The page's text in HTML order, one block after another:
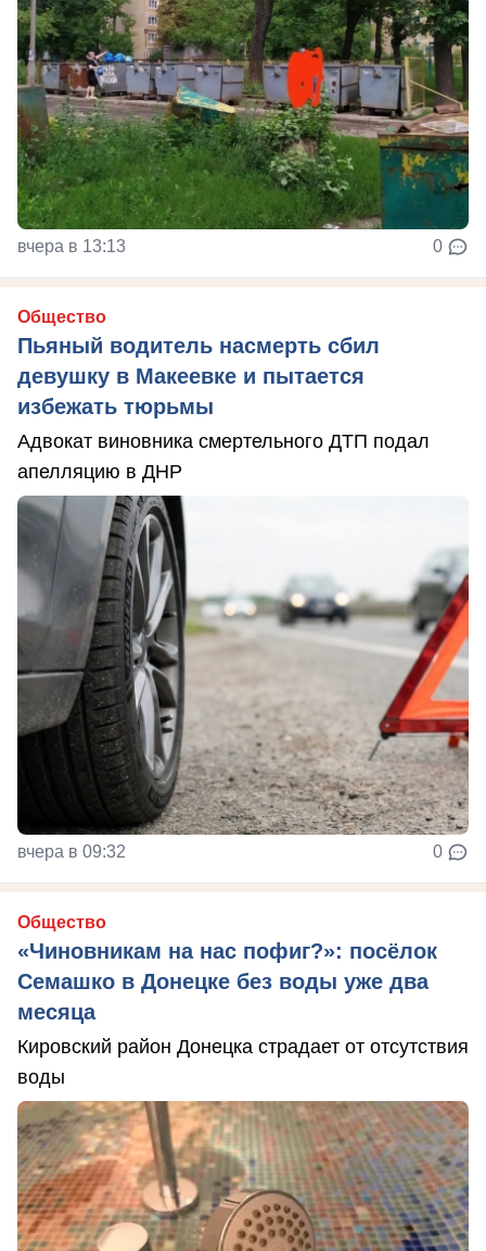
вчера в 13:13 0
Общество
Пьяный водитель насмерть сбил
девушку в Макеевке и пытается
избежать тюрьмы
Адвокат виновника смертельного ДТП подал
апелляцию в ДНР
вчера в 09:32 0
Общество
«Чиновникам на нас пофиг?»: посёлок
Семашко в Донецке без воды уже два
месяца
Кировский район Донецка страдает от отсутствия
воды